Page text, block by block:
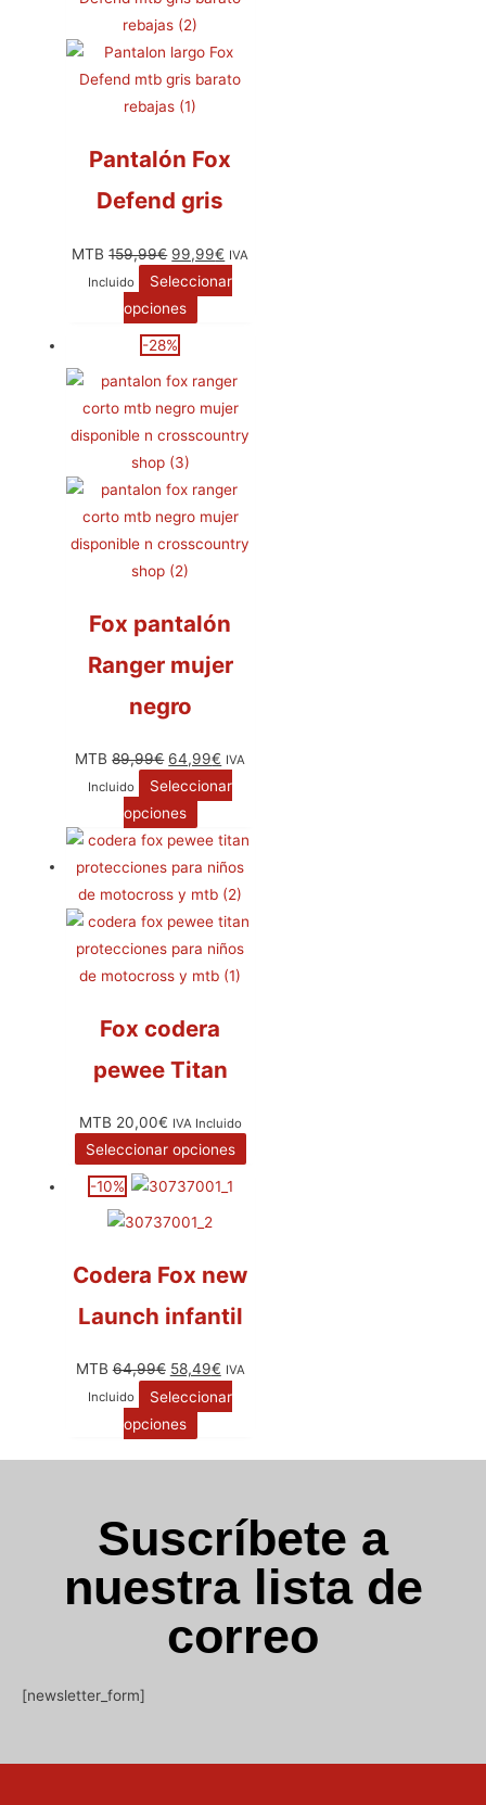
Pantalón Fox
Defend gris
MTB159,99€ 99,99€ IVA
Incluido
Seleccionar
opciones
-28%
Fox pantalón
Ranger mujer
negro
MTB89,99€ 64,99€ IVA
Incluido
Seleccionar
opciones
Fox codera
pewee Titan
MTB 20,00€ IVA Incluido
Seleccionar opciones
-10%
Codera Fox new
Launch infantil
MTB64,99€ 58,49€ IVA
Incluido
Seleccionar
opciones
Suscríbete a
nuestra lista de
correo
[newsletter_form]